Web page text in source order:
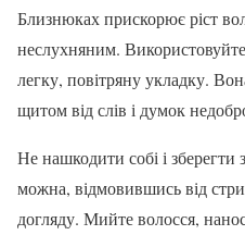
Близнюках прискорює ріст
неслухняним.
легку, повітряну укладку.
щитом від слів і думок
Не нашкодити собі і зберегти
можна, відмовившись від
догляду. Мийте волосся,